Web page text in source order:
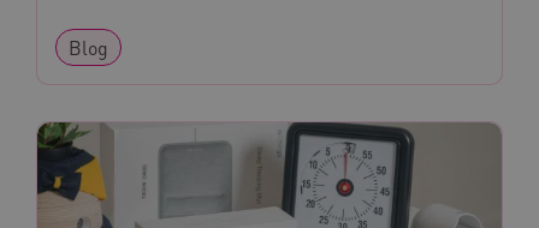
Blog
.www.kennispleingehandicaptensector.nl